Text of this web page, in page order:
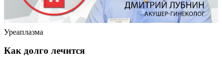
Уреаплазма
Как долго лечится